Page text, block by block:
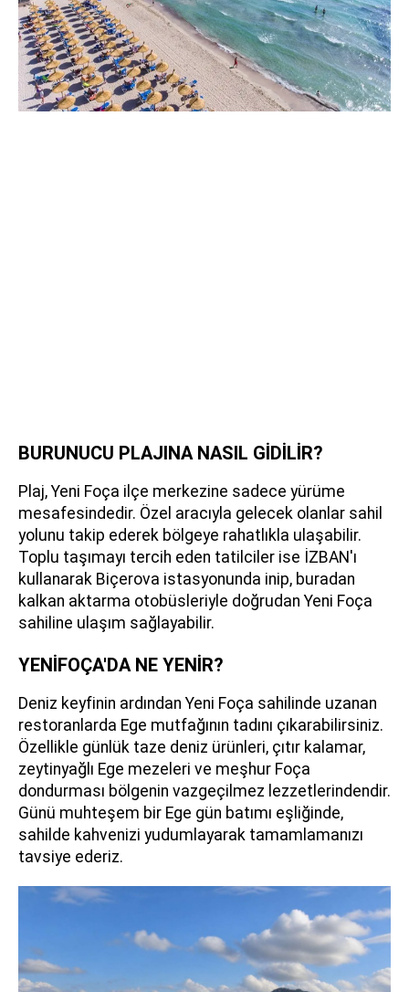
BURUNUCU PLAJINA NASIL GİDİLİR?
Plaj, Yeni Foça ilçe merkezine sadece yürüme
mesafesindedir. Özel aracıyla gelecek olanlar sahil
yolunu takip ederek bölgeye rahatlıkla ulaşabilir.
Toplu taşımayı tercih eden tatilciler ise İZBAN'ı
kullanarak Biçerova istasyonunda inip, buradan
kalkan aktarma otobüsleriyle doğrudan Yeni Foça
sahiline ulaşım sağlayabilir.
YENİFOÇA'DA NE YENİR?
Deniz keyfinin ardından Yeni Foça sahilinde uzanan
restoranlarda Ege mutfağının tadını çıkarabilirsiniz.
Özellikle günlük taze deniz ürünleri, çıtır kalamar,
zeytinyağlı Ege mezeleri ve meşhur Foça
dondurması bölgenin vazgeçilmez lezzetlerindendir.
Günü muhteşem bir Ege gün batımı eşliğinde,
sahilde kahvenizi yudumlayarak tamamlamanızı
tavsiye ederiz.